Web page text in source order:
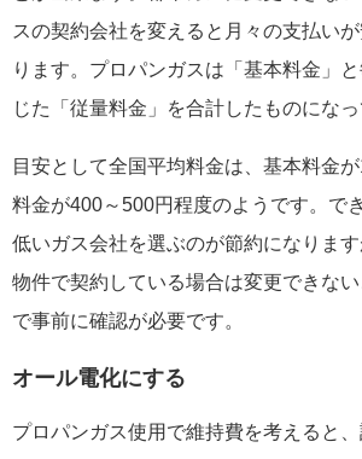
スの契約会社を変えると月々の支払い
ります。プロパンガスは「基本料金」
じた「従量料金」を合計したものになっ
目安として全国平均料金は、基本料金
料金が400～500円程度のようです。で
低いガス会社を選ぶのが節約になりま
物件で契約している場合は変更できな
で事前に確認が必要です。
オール電化にする
プロパンガス使用で維持費を考えると